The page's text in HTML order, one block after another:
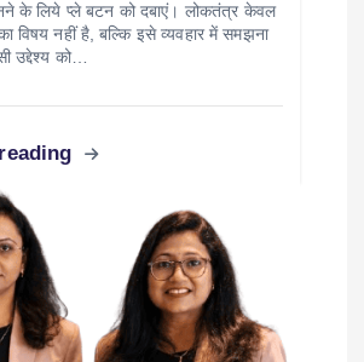
के लिये प्ले बटन को दबाएं। लोकतंत्र केवल
विषय नहीं है, बल्कि इसे व्यवहार में समझना
उद्देश्य को…